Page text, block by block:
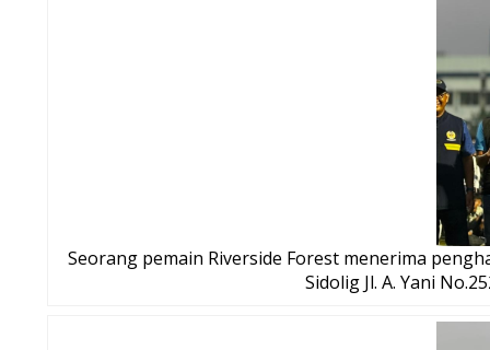
Seorang pemain Riverside Forest menerima
Sidolig Jl. A. Yani